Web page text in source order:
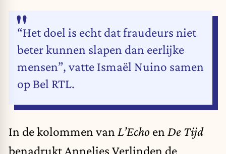
“Het doel is echt dat fraudeurs niet
beter kunnen slapen dan eerlijke
mensen”, vatte Ismaël Nuino samen
op Bel RTL.
In de kolommen van L’Echo en De Tijd
benadrukt Annelies Verlinden de